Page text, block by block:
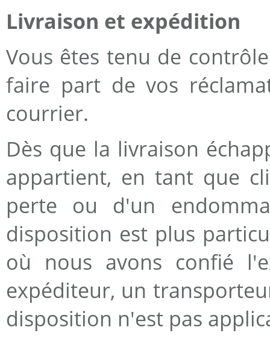
Livraison et expédition
Vous êtes tenu de
faire part de vos
courrier.
Dès que la livraison
appartient, en tant que
perte ou d'un
disposition est plus
où nous avons confié
expéditeur, un
disposition n'est pas